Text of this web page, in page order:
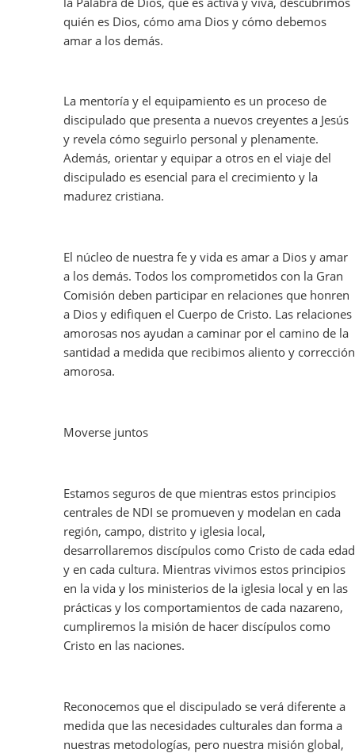
quién es Dios, cómo ama Dios y cómo debemos
amar a los demás.
La mentoría y el equipamiento es un proceso de
discipulado que presenta a nuevos creyentes a Jesús
y revela cómo seguirlo personal y plenamente.
Además, orientar y equipar a otros en el viaje del
discipulado es esencial para el crecimiento y la
madurez cristiana.
El núcleo de nuestra fe y vida es amar a Dios y amar
a los demás. Todos los comprometidos con la Gran
Comisión deben participar en relaciones que honren
a Dios y edifiquen el Cuerpo de Cristo. Las relaciones
amorosas nos ayudan a caminar por el camino de la
santidad a medida que recibimos aliento y corrección
amorosa.
Moverse juntos
Estamos seguros de que mientras estos principios
centrales de NDI se promueven y modelan en cada
región, campo, distrito y iglesia local,
desarrollaremos discípulos como Cristo de cada edad
y en cada cultura. Mientras vivimos estos principios
en la vida y los ministerios de la iglesia local y en las
prácticas y los comportamientos de cada nazareno,
cumpliremos la misión de hacer discípulos como
Cristo en las naciones.
Reconocemos que el discipulado se verá diferente a
medida que las necesidades culturales dan forma a
nuestras metodologías, pero nuestra misión global,